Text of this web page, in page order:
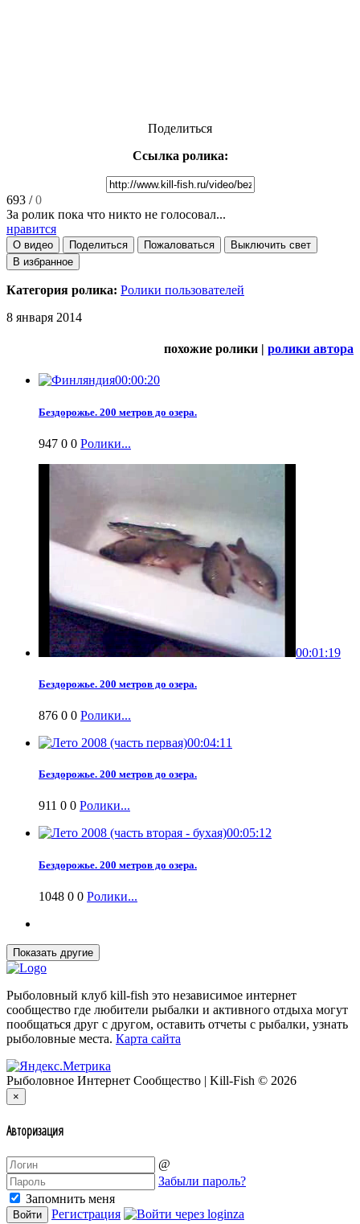
Поделиться
Ссылка ролика:
693 /0
За ролик пока что никто не голосовал...
нравится
О видео Поделиться Пожаловаться
Выключить свет
В избранное
Категория ролика: Ролики пользователей
8 января 2014
похожие ролики | ролики автора
00:00:20
Бездорожье. 200 метров до озера.
947 0 0 Ролики...
00:01:19
Бездорожье. 200 метров до озера.
876 0 0 Ролики...
00:04:11
Бездорожье. 200 метров до озера.
911 0 0 Ролики...
00:05:12
Бездорожье. 200 метров до озера.
1048 0 0 Ролики...
Рыболовный клуб kill-fish это независимое интернет
сообщество где любители рыбалки и активного отдыха могут
пообщаться друг с другом, оставить отчеты с рыбалки, узнать
рыболовные места. Карта сайта
Рыболовное Интернет Сообщество | Kill-Fish © 2026
×
Авторизация
@
Забыли пароль?
Запомнить меня
Войти Регистрация